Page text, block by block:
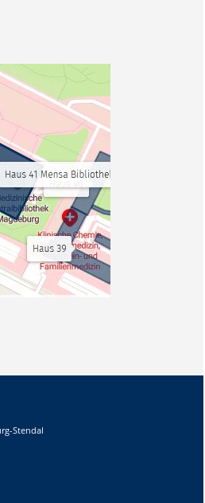
Stendal